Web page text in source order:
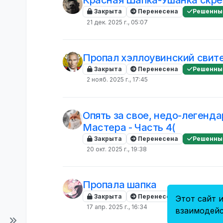
Закрыта Перенесена
21 дек. 2025 г., 05:07
Пропал хэллоувинский
Закрыта Перенесена
2 нояб. 2025 г., 17:45
Опять за свое, недо-
Мастера - Часть 4(
Закрыта Перенесена
20 окт. 2025 г., 19:38
Пропала шапка
Закрыта Перенесена
17 апр. 2025 г., 16:34
Этот сайт